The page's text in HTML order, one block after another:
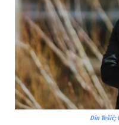
Din Tešić;